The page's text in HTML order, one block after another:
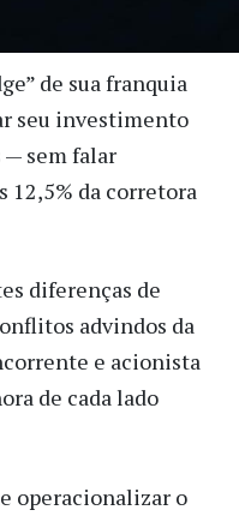
de sua franquia
seu investimento
— sem falar
12,5% da corretora
diferenças de
advindos da
e acionista
de cada lado
operacionalizar o